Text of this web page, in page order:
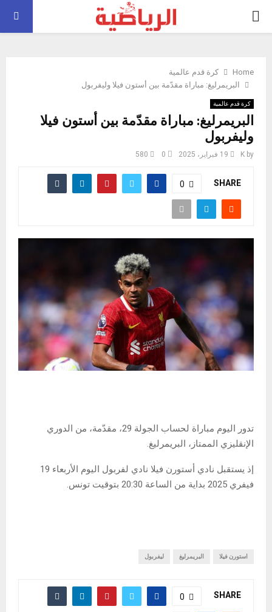
PRIMARY
Home
كرة قدم عالمية
البريمرليغ: مباراة مقدّمة بين أستون فيلا وليفربول
كرة قدم عالمية
البريمرليغ: مباراة مقدّمة بين أستون فيلا
وليفربول
by
K 19 فبراير، 2025 0
580
SHARE
0
تدور اليوم مباراة لحساب الجولة 29، مقدّمة، من الدوري
الإنقليزي الممتاز، البريمرليغ.
إذ يستقبل نادي أستورن فيلا نادي لفربول اليوم الأربعاء 19
فيفري 2025 بداية من الساعة 20:30 بتوقيت تونس.
استورن فيلا البريمرليغ ليفربول
SHARE
0